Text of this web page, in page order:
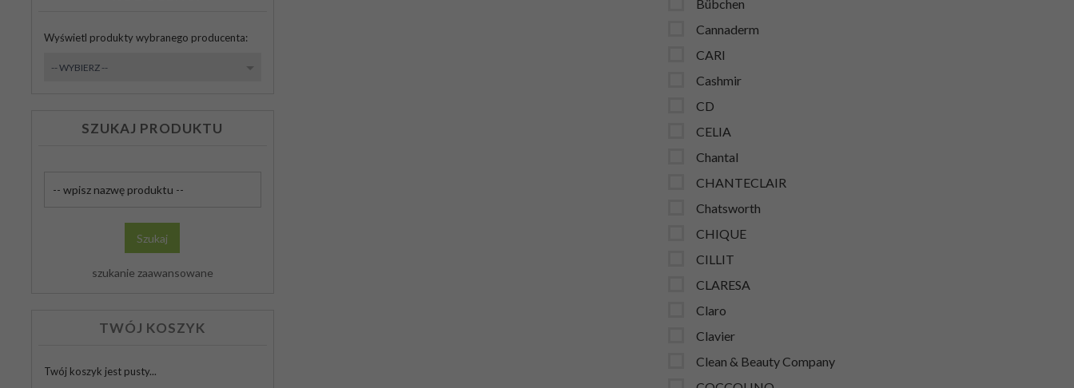
Wyświetl produkty wybranego producenta:
-- WYBIERZ --
SZUKAJ PRODUKTU
produktu
Szukaj
szukanie zaawansowane
TWÓJ KOSZYK
Twój koszyk jest pusty...
Bübchen
Cannaderm
CARI
Cashmir
CD
CELIA
Chantal
CHANTECLAIR
Chatsworth
CHIQUE
CILLIT
CLARESA
Claro
Clavier
Clean & Beauty Company